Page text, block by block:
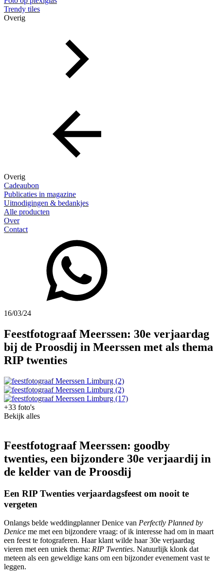
Trendy tiles
Overig
Overig
Cadeaubon
Publicaties in magazine
Uitnodigingen & bedankjes
Alle producten
Over
Contact
16/03/24
Feestfotograaf Meerssen: 30e verjaardag
bij de Proosdij in Meerssen met als thema
RIP twenties
+33 foto's
Bekijk alles
Feestfotograaf Meerssen: goodby
twenties, een bijzondere 30e verjaardij in
de kelder van de Proosdij
Een RIP Twenties verjaardagsfeest om nooit te
vergeten
Onlangs belde weddingplanner Denice van Perfectly Planned by
Denice me met een bijzondere vraag: of ik interesse had om in maart
een feest te fotograferen. Haar klant wilde haar 30e verjaardag
vieren met een uniek thema: RIP Twenties. Natuurlijk klonk dat
meteen als een geweldige kans om een bijzonder evenement vast te
leggen.